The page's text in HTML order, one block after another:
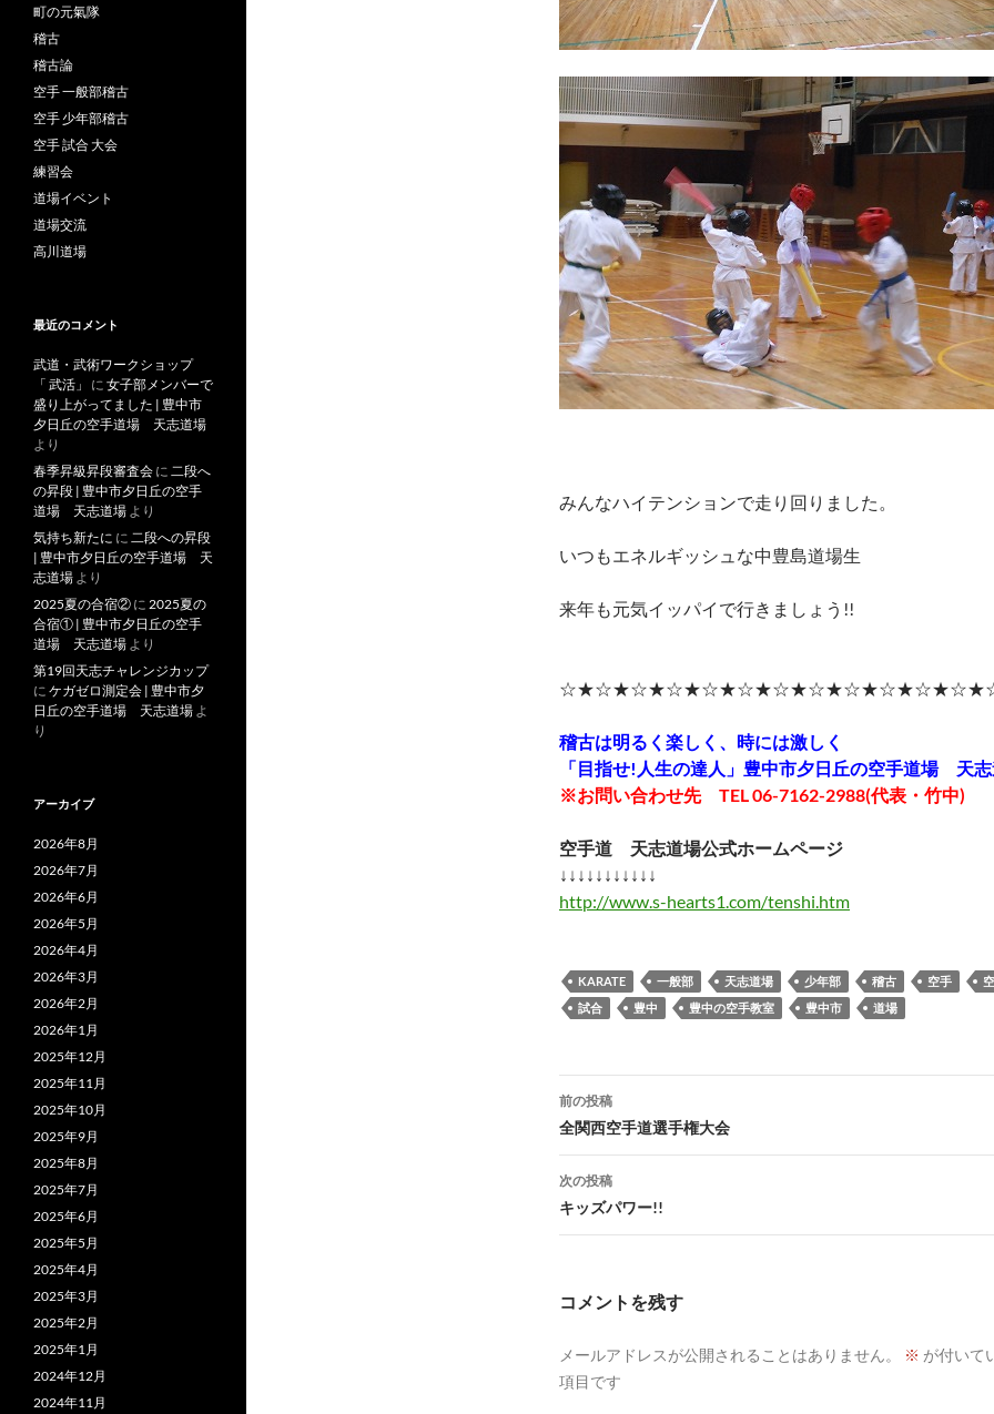
みんなハイテンションで走り回りました。
いつもエネルギッシュな中豊島道場生
来年も元気イッパイで行きましょう!!
稽古は明るく楽しく、時には激しく
「目指せ!人生の達人」豊中市夕日丘の空手道場 天
※お問い合わせ先 TEL 06-7162-2988(代表・竹中)
空手道 天志道場公式ホームページ
↓↓↓↓↓↓↓↓↓↓↓
http://www.s-hearts1.com/tenshi.htm
KARATE 一般部 天志道場 少年部 稽古 空手
試合
豊中 豊中の空手教室 豊中市 道場
投
稿
ナ
ビ
ゲ
ョ
前の投稿
全関西空手道選手権大会
次の投稿
キッズパワー!!
コメントを残す
メールアドレスが公開されることはありません。 ※ が付いて
項目です
町の元氣隊
稽古
稽古論
空手 一般部稽古
空手 少年部稽古
空手 試合 大会
練習会
道場イベント
道場交流
高川道場
最近のコメント
武道・武術ワークショップ
「 武活」
に 女子部メンバーで
盛り上がってました | 豊中市
夕日丘の空手道場 天志道場
より
春季昇級昇段審査会 に 二段へ
の昇段 | 豊中市夕日丘の空手
道場 天志道場 より
気持ち新たに に 二段への昇段
| 豊中市夕日丘の空手道場 天
志道場 より
2025夏の合宿② に 2025夏の
合宿① | 豊中市夕日丘の空手
道場 天志道場 より
第19回天志チャレンジカップ
に ケガゼロ測定会 | 豊中市夕
日丘の空手道場 天志道場 よ
り
アーカイブ
2026年8月
2026年7月
2026年6月
2026年5月
2026年4月
2026年3月
2026年2月
2026年1月
2025年12月
2025年11月
2025年10月
2025年9月
2025年8月
2025年7月
2025年6月
2025年5月
2025年4月
2025年3月
2025年2月
2025年1月
2024年12月
2024年11月